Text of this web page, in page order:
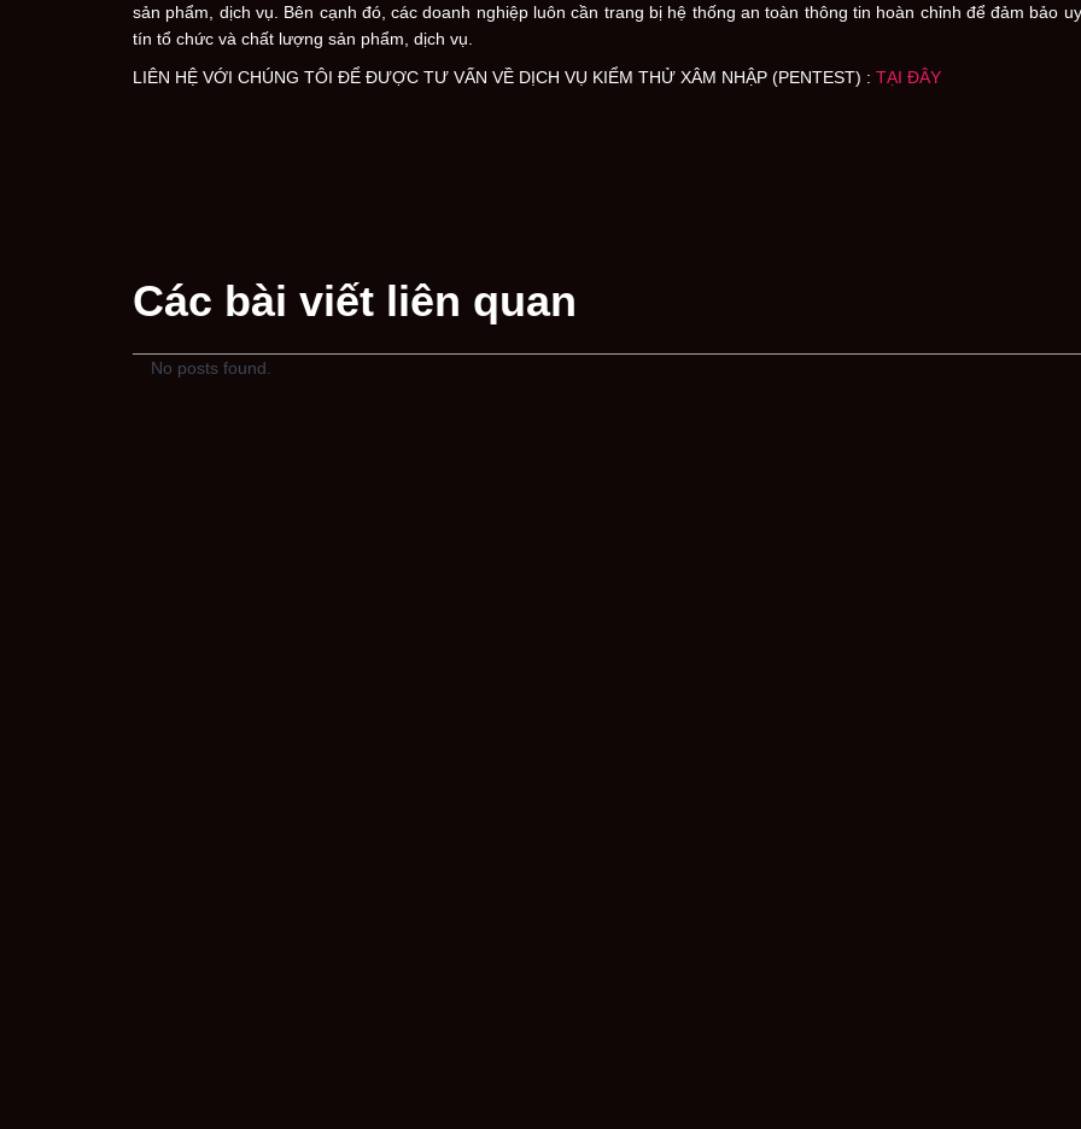
sản phẩm, dịch vụ. Bên cạnh đó, các doanh nghiệp luôn cần trang bị hệ thống an toàn thông tin hoàn chỉnh để đảm bảo uy
tín tổ chức và chất lượng sản phẩm, dịch vụ.
LIÊN HỆ VỚI CHÚNG TÔI ĐỂ ĐƯỢC TƯ VẤN VỀ DỊCH VỤ KIỂM THỬ XÂM NHẬP (PENTEST) : TẠI ĐÂY
Các bài viết liên quan
No posts found.